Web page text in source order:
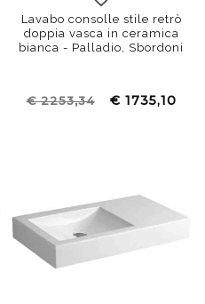
Lavabo consolle stile retrò
doppia vasca in ceramica
bianca - Palladio, Sbordoni
€ 2253,34 € 1735,10